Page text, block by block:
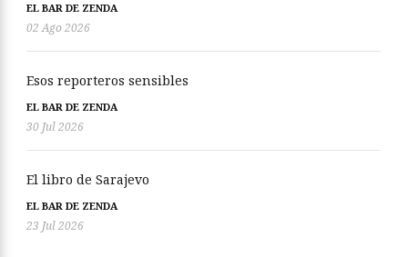
EL BAR DE ZENDA
02 Ago 2026
Esos reporteros sensibles
EL BAR DE ZENDA
30 Jul 2026
El libro de Sarajevo
EL BAR DE ZENDA
23 Jul 2026